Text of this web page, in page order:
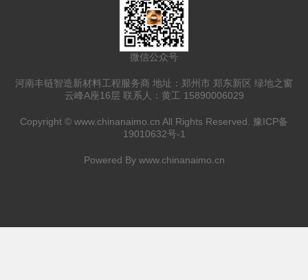
微信公众号
河南丰链智造新材料工程服务商 地址：郑州市 郑东新区 绿地之窗
云峰A座16层 联系人：黄工 15890006029
Copyright © www.chinanaimo.cn All Rights Reserved. 豫ICP备
19010632号-1
Powered By www.chinanaimo.cn